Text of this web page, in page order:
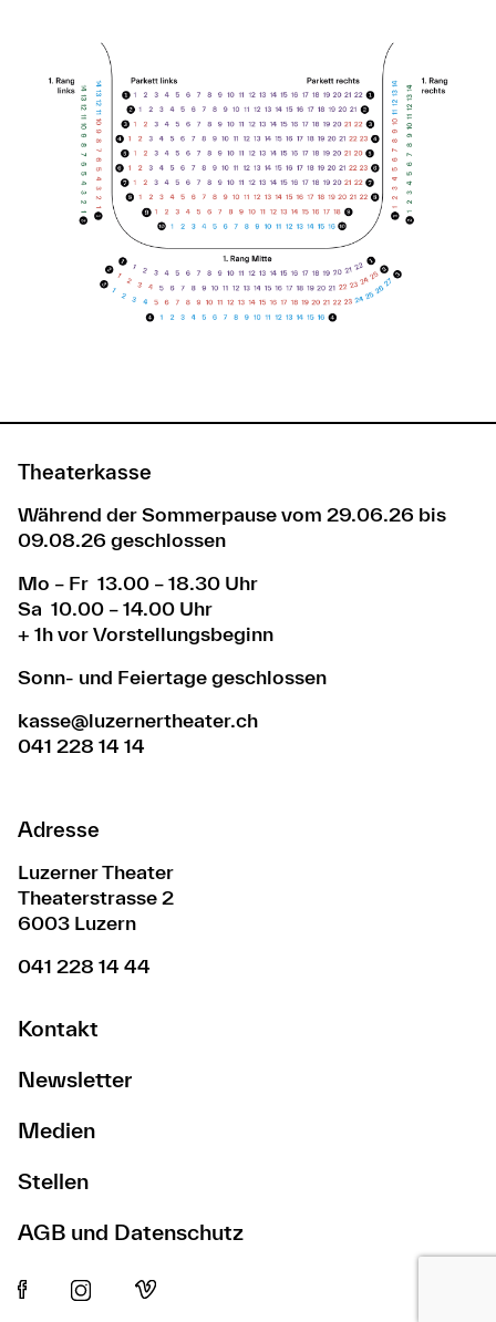
Theaterkasse
Während der Sommerpause vom 29.06.26 bis
09.08.26 geschlossen
Mo – Fr 13.00 – 18.30 Uhr
Sa 10.00 – 14.00 Uhr
+ 1h vor Vorstellungsbeginn
Sonn- und Feiertage geschlossen
kasse@luzernertheater.ch
041 228 14 14
Adresse
Luzerner Theater
Theaterstrasse 2
6003 Luzern
041 228 14 44
Kontakt
Newsletter
Medien
Stellen
AGB und Datenschutz